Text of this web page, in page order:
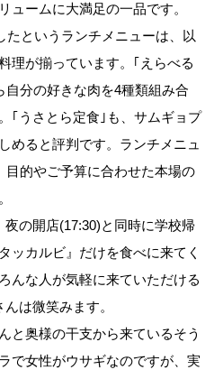
ュームに大満足の一品です。
たというランチメニューは、以
理が揃っています。｢えらべる
分の好きな肉を4種類組み合
｢うさとら定食｣も、サムギョプ
めると評判です。ランチメニュ
目的やご予算に合わせた本場の
の開店(17:30)と同時に学校帰
ッカルビ』だけを食べに来てく
んな人が気軽に来ていただける
は微笑みます。
と奥様の干支から来ているそう
で女性がウサギなのですが、実